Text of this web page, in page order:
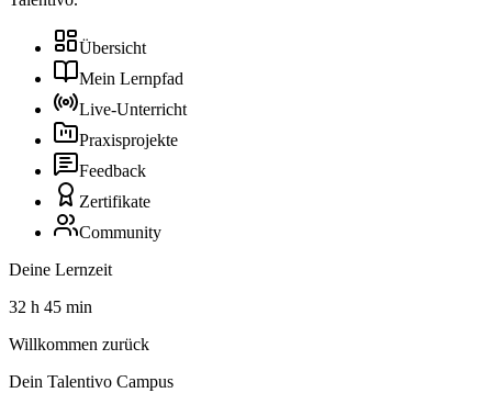
Übersicht
Mein Lernpfad
Live-Unterricht
Praxisprojekte
Feedback
Zertifikate
Community
Deine Lernzeit
32 h 45 min
Willkommen zurück
Dein Talentivo Campus